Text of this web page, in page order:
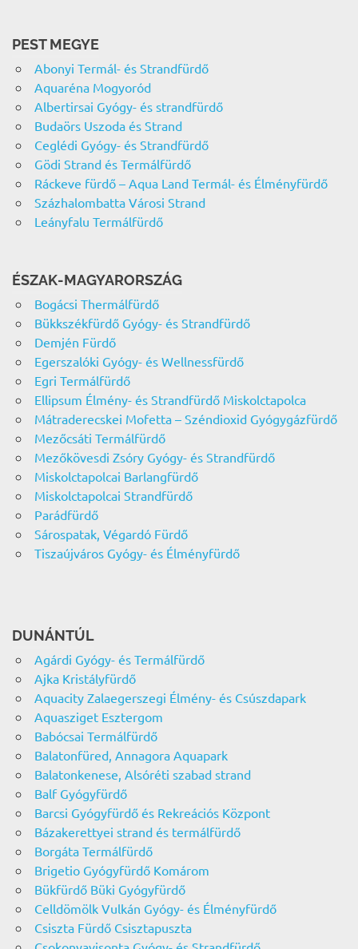
PEST MEGYE
Abonyi Termál- és Strandfürdő
Aquaréna Mogyoród
Albertirsai Gyógy- és strandfürdő
Budaörs Uszoda és Strand
Ceglédi Gyógy- és Strandfürdő
Gödi Strand és Termálfürdő
Ráckeve fürdő – Aqua Land Termál- és Élményfürdő
Százhalombatta Városi Strand
Leányfalu Termálfürdő
ÉSZAK-MAGYARORSZÁG
Bogácsi Thermálfürdő
Bükkszékfürdő Gyógy- és Strandfürdő
Demjén Fürdő
Egerszalóki Gyógy- és Wellnessfürdő
Egri Termálfürdő
Ellipsum Élmény- és Strandfürdő Miskolctapolca
Mátraderecskei Mofetta – Széndioxid Gyógygázfürdő
Mezőcsáti Termálfürdő
Mezőkövesdi Zsóry Gyógy- és Strandfürdő
Miskolctapolcai Barlangfürdő
Miskolctapolcai Strandfürdő
Parádfürdő
Sárospatak, Végardó Fürdő
Tiszaújváros Gyógy- és Élményfürdő
DUNÁNTÚL
Agárdi Gyógy- és Termálfürdő
Ajka Kristályfürdő
Aquacity Zalaegerszegi Élmény- és Csúszdapark
Aquasziget Esztergom
Babócsai Termálfürdő
Balatonfüred, Annagora Aquapark
Balatonkenese, Alsóréti szabad strand
Balf Gyógyfürdő
Barcsi Gyógyfürdő és Rekreációs Központ
Bázakerettyei strand és termálfürdő
Borgáta Termálfürdő
Brigetio Gyógyfürdő Komárom
Bükfürdő Büki Gyógyfürdő
Celldömölk Vulkán Gyógy- és Élményfürdő
Csiszta Fürdő Csisztapuszta